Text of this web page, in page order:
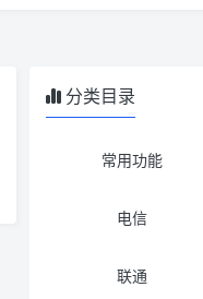
分类目录
常用功能
电信
联通